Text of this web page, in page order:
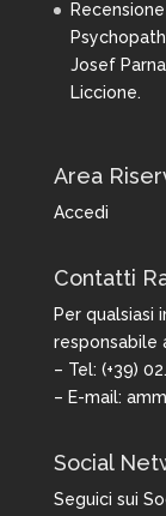
Josef
Liccione.
Area
Accedi
Contatti
Per qualsiasi
responsabile
– Tel: (+39)
– E-mail:
Social
Seguici sui